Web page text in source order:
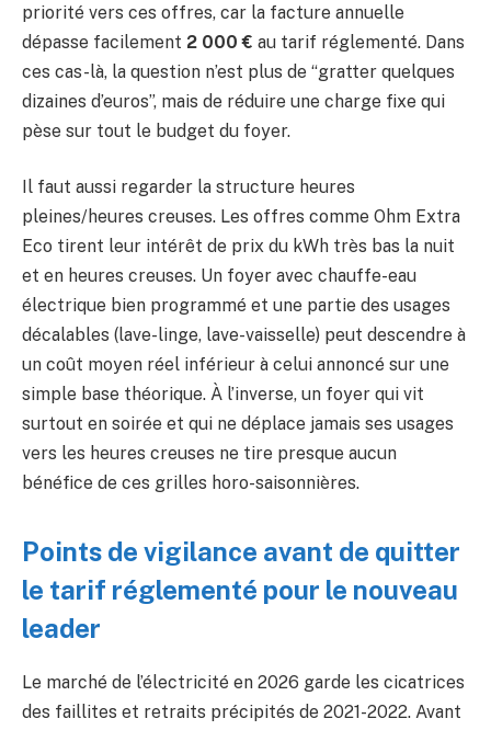
priorité vers ces offres, car la facture annuelle
dépasse facilement 2 000 € au tarif réglementé. Dans
ces cas-là, la question n’est plus de “gratter quelques
dizaines d’euros”, mais de réduire une charge fixe qui
pèse sur tout le budget du foyer.
Il faut aussi regarder la structure heures
pleines/heures creuses. Les offres comme Ohm Extra
Eco tirent leur intérêt de prix du kWh très bas la nuit
et en heures creuses. Un foyer avec chauffe-eau
électrique bien programmé et une partie des usages
décalables (lave-linge, lave-vaisselle) peut descendre à
un coût moyen réel inférieur à celui annoncé sur une
simple base théorique. À l’inverse, un foyer qui vit
surtout en soirée et qui ne déplace jamais ses usages
vers les heures creuses ne tire presque aucun
bénéfice de ces grilles horo-saisonnières.
Points de vigilance avant de quitter
le tarif réglementé pour le nouveau
leader
Le marché de l’électricité en 2026 garde les cicatrices
des faillites et retraits précipités de 2021-2022. Avant